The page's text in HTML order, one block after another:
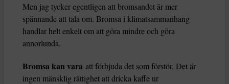
Men jag tycker egentligen att bromsandet är mer
spännande att tala om. Bromsa i klimatsammanhang
handlar helt enkelt om att göra mindre och göra
annorlunda.
Bromsa kan vara att förbjuda det som förstör. Det är
ingen mänsklig rättighet att dricka kaffe ur